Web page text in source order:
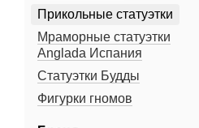
Прикольные статуэтки
Мраморные статуэтки
Anglada Испания
Статуэтки Будды
Фигурки гномов